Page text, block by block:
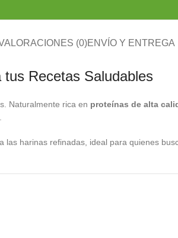
(0)ENVÍO Y ENTREGA
Recetas Saludables
Naturalmente rica en proteínas de alta
las harinas refinadas, ideal para quienes